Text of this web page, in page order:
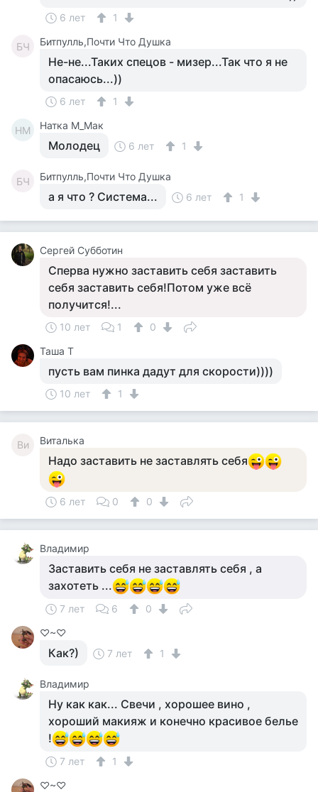
6 лет 1
БЧ Битпулль,Почти Что Душка
Не-не...Таких спецов - мизер...Так что я не
опасаюсь...))
6 лет 1
НМ Натка М_Мак
Молодец 6 лет 1
БЧ Битпулль,Почти Что Душка
а я что ? Система... 6 лет 1
Сергей Субботин
Сперва нужно заставить себя заставить
себя заставить себя!Потом уже всё
получится!...
10 лет 1
0
Таша Т
пусть вам пинка дадут для скорости))))
10 лет 1
Ви Виталька
Надо заставить не заставлять себя
6 лет 0 0
Владимир
Заставить себя не заставлять себя , а
захотеть ...
7 лет 6
0
♡~♡
Как?) 7 лет 1
Владимир
Ну как как... Свечи , хорошее вино ,
хороший макияж и конечно красивое белье
!
7 лет
1
♡~♡